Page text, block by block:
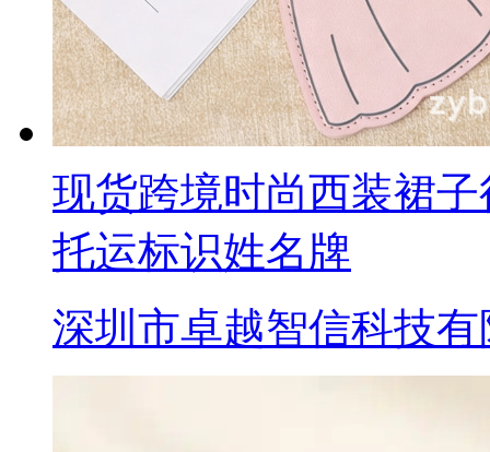
现货跨境时尚西装裙
托运标识姓名牌
深圳市卓越智信科技